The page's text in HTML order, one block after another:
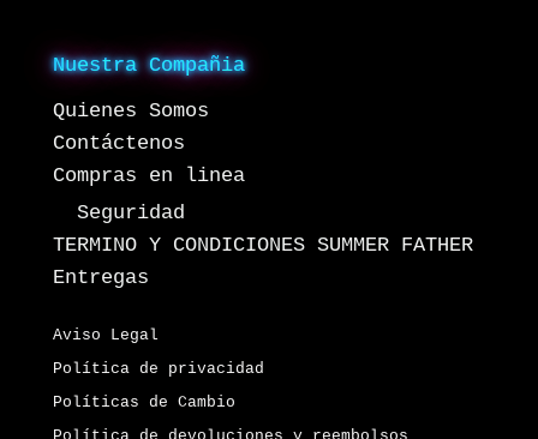
Nuestra Compañia
Quienes Somos
Contáctenos
Compras en linea
Seguridad
TERMINO Y CONDICIONES SUMMER FATHER
Entregas
Aviso Legal
Política de privacidad
Políticas de Cambio